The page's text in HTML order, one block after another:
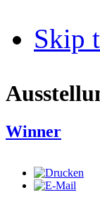
Skip
Winner